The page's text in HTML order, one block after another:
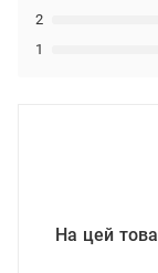
1
2
На цей